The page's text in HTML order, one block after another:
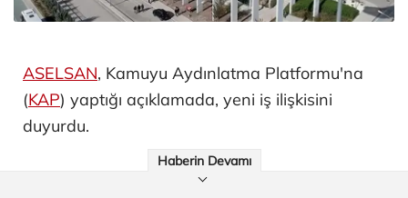
ASELSAN, Kamuyu Aydınlatma Platformu'na
(KAP) yaptığı açıklamada, yeni iş ilişkisini
duyurdu.
Haberin Devamı